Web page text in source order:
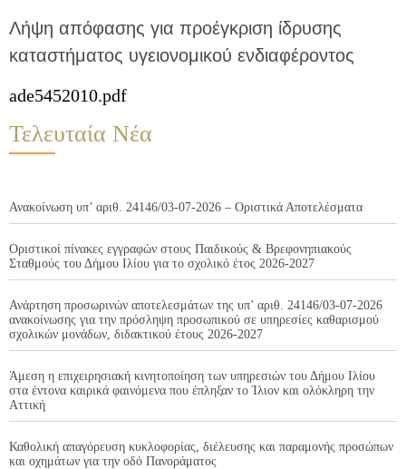
Λήψη απόφασης για προέγκριση ίδρυσης
καταστήματος υγειονομικού ενδιαφέροντος
ade5452010.pdf
Τελευταία Νέα
Ανακοίνωση υπ’ αριθ. 24146/03-07-2026 – Οριστικά Αποτελέσματα
Οριστικοί πίνακες εγγραφών στους Παιδικούς & Βρεφονηπιακούς
Σταθμούς του Δήμου Ιλίου για το σχολικό έτος 2026-2027
Ανάρτηση προσωρινών αποτελεσμάτων της υπ’ αριθ. 24146/03-07-2026
ανακοίνωσης για την πρόσληψη προσωπικού σε υπηρεσίες καθαρισμού
σχολικών μονάδων, διδακτικού έτους 2026-2027
Άμεση η επιχειρησιακή κινητοποίηση των υπηρεσιών του Δήμου Ιλίου
στα έντονα καιρικά φαινόμενα που έπληξαν το Ίλιον και ολόκληρη την
Αττική
Καθολική απαγόρευση κυκλοφορίας, διέλευσης και παραμονής προσώπων
και οχημάτων για την οδό Πανοράματος